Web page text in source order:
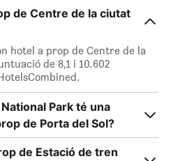
de Centre de la ciutat
hotel a prop de Centre de la
de 8,1 i 10.602
Park té una
de Porta del Sol?
de Estació de tren